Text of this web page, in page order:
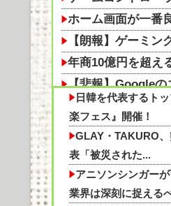
ホーム画面が一番
【朗報】ゲーミン
年商10億円を超え
【悲報】Googleの
【栄養】ビタミン
ホーム画面が一番
グラボそんなにす
【保存版】にんじ
【画像】これクッ
日韓を代表するト
楽フェス』開催！
GLAY・TAKURO
表「被災された...
アニソンシンガー
業界は深刻に捉える